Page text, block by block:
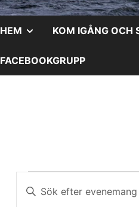
HEM VISA
UNDERMENY
KOM IGÅNG OCH
FACEBOOKGRUPP
Evenemang
Ange
nyckelord.